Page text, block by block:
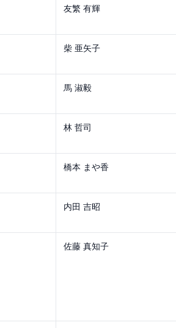
友繁 有輝
柴 亜矢子
馬 淑毅
林 哲司
橋本 まや香
内田 吉昭
佐藤 真知子